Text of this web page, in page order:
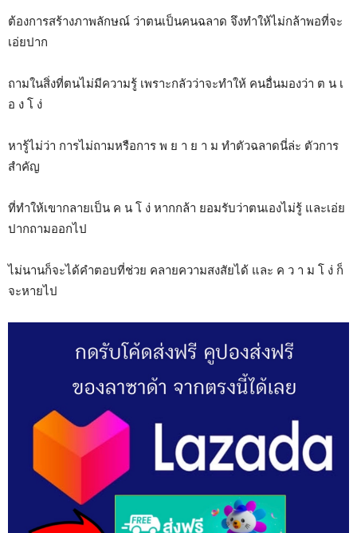
ต้องการสร้างภาพลักษณ์ ว่าตนเป็นคนฉลาด จึงทำให้ไม่กล้าพอที่จะ
เอ่ยปาก
ถามในสิ่งที่ตนไม่มีความรู้ เพราะกลัวว่าจะทำให้ คนอื่นมองว่า ต น เ
อ ง โ ง่
หารู้ไม่ว่า การไม่ถามหรือการ พ ย า ย า ม ทำตัวฉลาดนี่ล่ะ ตัวการ
สำคัญ
ที่ทำให้เขากลายเป็น ค น โ ง่ หากกล้า ยอมรับว่าตนเองไม่รู้ และเอ่ย
ปากถามออกไป
ไม่นานก็จะได้คำตอบที่ช่วย คลายความสงสัยได้ และ ค ว า ม โ ง่ ก็
จะหายไป